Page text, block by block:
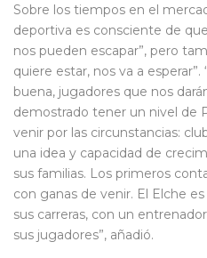
Sobre los tiempos en el
deportiva es consciente de
nos pueden escapar”, pero
quiere estar, nos va a
buena, jugadores que nos
demostrado tener un nivel de
venir por las circunstancias:
una idea y capacidad de
sus familias. Los primeros
con ganas de venir. El Elche
sus carreras, con un
sus jugadores”, añadió.